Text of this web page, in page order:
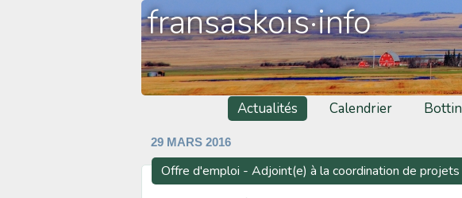
fransaskois·info
Actualités Calendrier Bottin
29 MARS 2016
Offre d'emploi - Adjoint(e) à la coordination de projets